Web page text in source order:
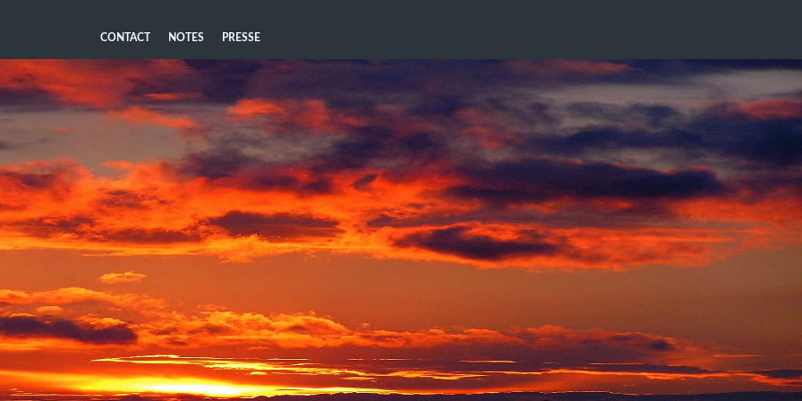
CONTACT NOTES PRESSE